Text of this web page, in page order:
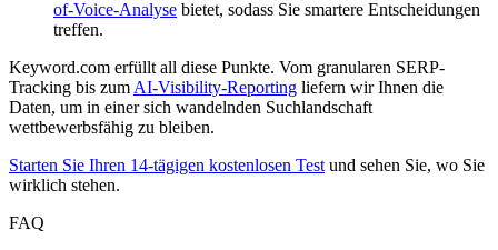
of-Voice-Analyse bietet, sodass Sie smartere Entscheidungen
treffen.
Keyword.com erfüllt all diese Punkte. Vom granularen SERP-
Tracking bis zum AI-Visibility-Reporting liefern wir Ihnen die
Daten, um in einer sich wandelnden Suchlandschaft
wettbewerbsfähig zu bleiben.
Starten Sie Ihren 14-tägigen kostenlosen Test und sehen Sie, wo Sie
wirklich stehen.
FAQ